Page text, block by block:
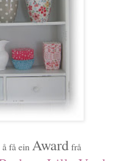
få ein Awardfrå